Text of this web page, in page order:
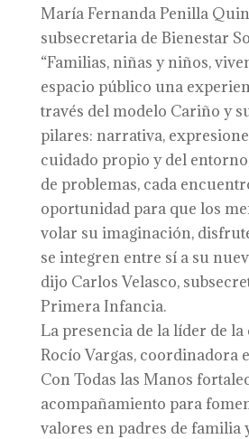
María Fernanda Penilla
subsecretaria de Bienestar
“Familias, niñas y niños,
espacio público una
través del modelo Cariño y
pilares: narrativa,
cuidado propio y del
de problemas, cada
oportunidad para que los
volar su imaginación,
se integren entre sí a su
dijo Carlos Velasco,
Primera Infancia.
La presencia de la líder de
Rocío Vargas, coordinadora
Con Todas las Manos
acompañamiento para
valores en padres de familia